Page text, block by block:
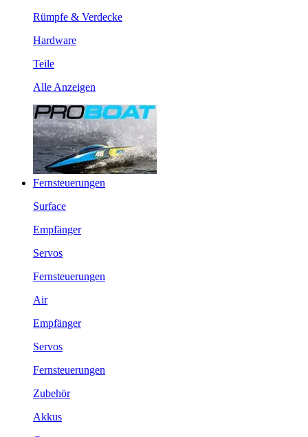
Rümpfe & Verdecke
Hardware
Teile
Alle Anzeigen
Fernsteuerungen
Surface
Empfänger
Servos
Fernsteuerungen
Air
Empfänger
Servos
Fernsteuerungen
Zubehör
Akkus